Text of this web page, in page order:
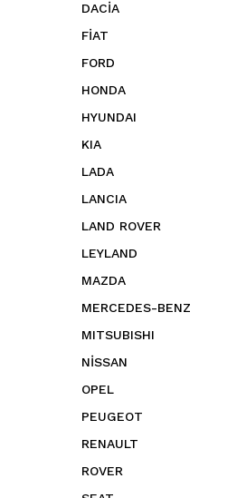
DACİA
FİAT
FORD
HONDA
HYUNDAI
KIA
LADA
LANCIA
LAND ROVER
LEYLAND
MAZDA
MERCEDES-BENZ
MITSUBISHI
NİSSAN
OPEL
PEUGEOT
RENAULT
ROVER